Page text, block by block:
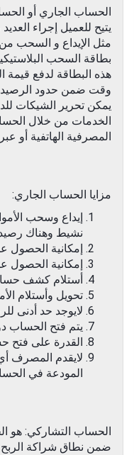
الحساب الجاري أو
يتيح للعميل إجراء
مثل الإيداع و السحب
بطاقة السحب
هذه البطاقة لدفع قيمة
وقت ضمن حدود الرصيد
يمكن تحرير الشيكات
الخدمات من خلال
المصرفية الهاتفية أو
مزايا الحساب الجاري:
إيداع وسحب
نشيط وهناك
إمكانية الحصول
إمكانية الحصول
أستلام كشف
تحويل وأستلام
لايوجد حد أدنى
يتم فتح الحساب
القدرة على
لايقدم المصرف أي
المودعة في
الحساب التشاركي: هو
ضمن نطاق شراكة